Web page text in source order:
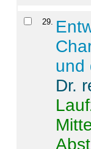
29.
und
Dr.